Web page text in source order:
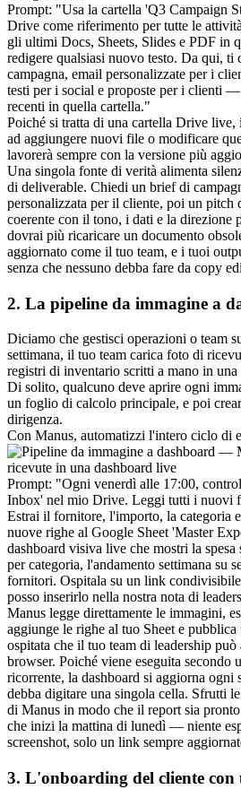
Prompt: "Usa la cartella 'Q3 Campaign
Drive come riferimento per tutte le
gli ultimi Docs, Sheets, Slides e PDF in
redigere qualsiasi nuovo testo. Da qui, ti
campagna, email personalizzate per i
testi per i social e proposte per i clienti
recenti in quella cartella."
Poiché si tratta di una cartella Drive
ad aggiungere nuovi file o modificare
lavorerà sempre con la versione più
Una singola fonte di verità alimenta
di deliverable. Chiedi un brief di
personalizzata per il cliente, poi un pitch
coerente con il tono, i dati e la direzione
dovrai più ricaricare un documento
aggiornato come il tuo team, e i tuoi
senza che nessuno debba fare da copy
2. La pipeline da immagine a
Diciamo che gestisci operazioni o team
settimana, il tuo team carica foto di
registri di inventario scritti a mano in
Di solito, qualcuno deve aprire ogni
un foglio di calcolo principale, e poi
dirigenza.
Con Manus, automatizzi l'intero ciclo di
Prompt: "Ogni venerdì alle 17:00,
Inbox' nel mio Drive. Leggi tutti i nuovi
Estrai il fornitore, l'importo, la categoria
nuove righe al Google Sheet 'Master
dashboard visiva live che mostri la spesa
per categoria, l'andamento settimana su
fornitori. Ospitala su un link
posso inserirlo nella nostra nota di
Manus legge direttamente le immagini,
aggiunge le righe al tuo Sheet e
ospitata che il tuo team di leadership può
browser. Poiché viene eseguita secondo
ricorrente, la dashboard si aggiorna ogni
debba digitare una singola cella. Sfrutti
di Manus in modo che il report sia
che inizi la mattina di lunedì — niente
screenshot, solo un link sempre
3. L'onboarding del cliente